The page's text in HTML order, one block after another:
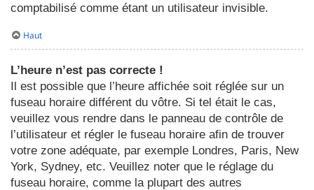
comptabilisé comme étant un utilisateur invisible.
Haut
L’heure n’est pas correcte !
Il est possible que l’heure affichée soit réglée sur un
fuseau horaire différent du vôtre. Si tel était le cas,
veuillez vous rendre dans le panneau de contrôle de
l’utilisateur et régler le fuseau horaire afin de trouver
votre zone adéquate, par exemple Londres, Paris, New
York, Sydney, etc. Veuillez noter que le réglage du
fuseau horaire, comme la plupart des autres